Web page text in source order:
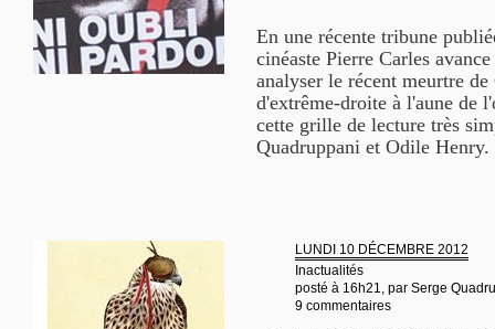
En une récente tribune
cinéaste Pierre Carles
analyser le récent meurtre
d'extrême-droite à l'aune de
cette grille de lecture très
Quadruppani et Odile Henry.
LUNDI 10 DÉCEMBRE 2012
Inactualités
posté à 16h21, par Serge
9 commentaires